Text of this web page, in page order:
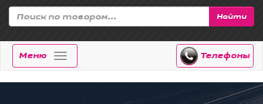
Найти
Меню Телефоны